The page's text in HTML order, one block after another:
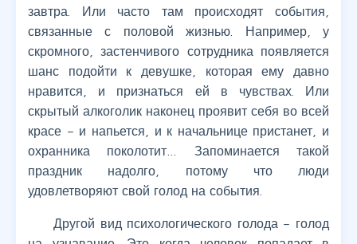
завтра. Или часто там происходят события,
связанные с половой жизнью. Например, у
скромного, застенчивого сотрудника появляется
шанс подойти к девушке, которая ему давно
нравится, и признаться ей в чувствах. Или
скрытый алкоголик наконец проявит себя во всей
красе – и напьется, и к начальнице пристанет, и
охранника поколотит… Запоминается такой
праздник надолго, потому что люди
удовлетворяют свой голод на события.
Другой вид психологического голода – голод